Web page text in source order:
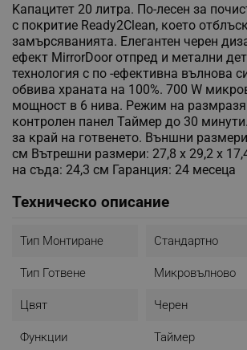
Kапацитет 20 литра. По-лесен за
с покритие Ready2Clean, което
замърсяванията. Елегантен черен
ефект MirrorDoor отпред и метални
технология с по -ефективна вълнова
обвива храната на 100%. 700 W
мощност в 6 нива. Режим на
контролен панел Таймер до 30
за край на готвенето. Външни
см Вътрешни размери: 27,8 x 29,2 x
на съда: 24,3 см Гаранция: 24 месеца
Техническо описание
Тип Монтиране Стандартно
Тип Готвене Микровълново
Цвят Черен
Функции Таймер